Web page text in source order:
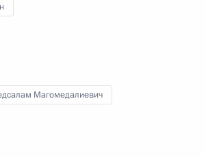
Магомедалиевич